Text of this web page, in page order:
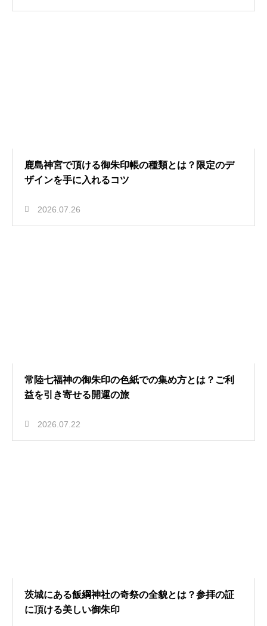
鹿島神宮で頂ける御朱印帳の種類とは？限定のデ
ザインを手に入れるコツ
2026.07.26
常陸七福神の御朱印の色紙での集め方とは？ご利
益を引き寄せる開運の旅
2026.07.22
茨城にある飯綱神社の奇祭の全貌とは？参拝の証
に頂ける美しい御朱印